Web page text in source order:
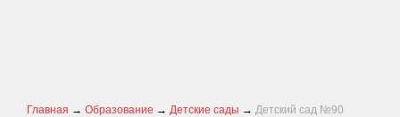
Главная → Образование → Детские сады → Детский сад №90